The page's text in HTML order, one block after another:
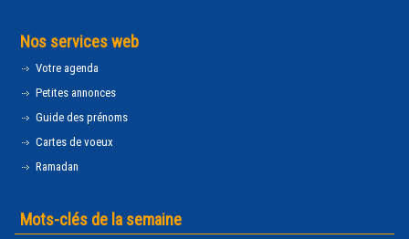
Nos services web
Votre agenda
Petites annonces
Guide des prénoms
Cartes de voeux
Ramadan
Mots-clés de la semaine